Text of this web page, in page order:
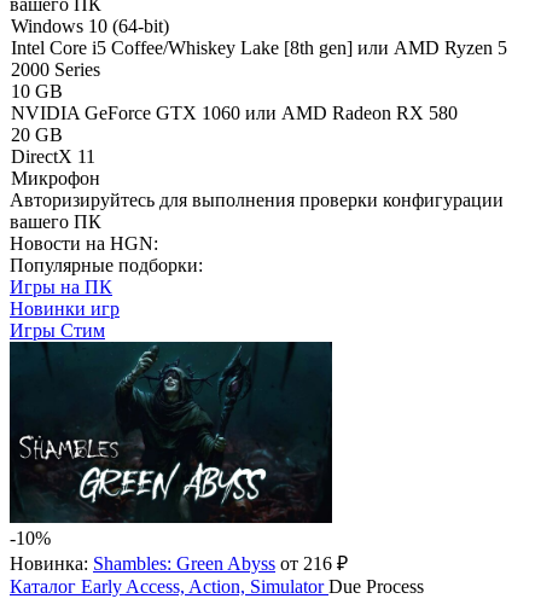
вашего ПК
Windows 10 (64-bit)
Intel Core i5 Coffee/Whiskey Lake [8th gen] или AMD Ryzen 5
2000 Series
10 GB
NVIDIA GeForce GTX 1060 или AMD Radeon RX 580
20 GB
DirectX 11
Микрофон
Авторизируйтесь для выполнения проверки конфигурации
вашего ПК
Новости на HGN:
Популярные подборки:
Игры на ПК
Новинки игр
Игры Стим
-10%
Новинка: Shambles: Green Abyss от 216 ₽
Каталог Early Access, Action, Simulator Due Process